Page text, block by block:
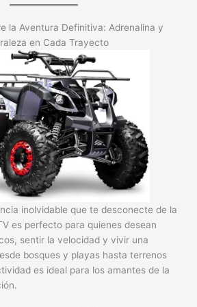
la Aventura Definitiva: Adrenalina y
en Cada Trayecto
inolvidable que te desconecte de la
es perfecto para quienes desean
sentir la velocidad y vivir una
bosques y playas hasta terrenos
es ideal para los amantes de la